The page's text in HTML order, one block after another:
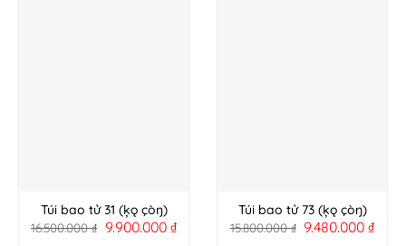
Túi bao tử 31 (ķǫ çòŋ)
16.500.000₫ 9.900.000 ₫
Túi bao tử 73 (ķǫ çòŋ)
15.800.000₫ 9.480.000₫